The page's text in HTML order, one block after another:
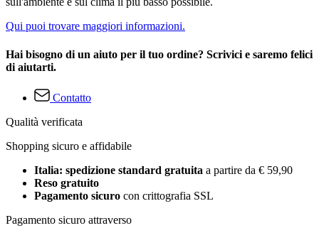
Qui puoi trovare maggiori informazioni.
Hai bisogno di un aiuto per il tuo ordine? Scrivici e saremo felici
di aiutarti.
Contatto
Qualità verificata
Shopping sicuro e affidabile
Italia: spedizione standard gratuita a partire da € 59,90
Reso gratuito
Pagamento sicuro con crittografia SSL
Pagamento sicuro attraverso